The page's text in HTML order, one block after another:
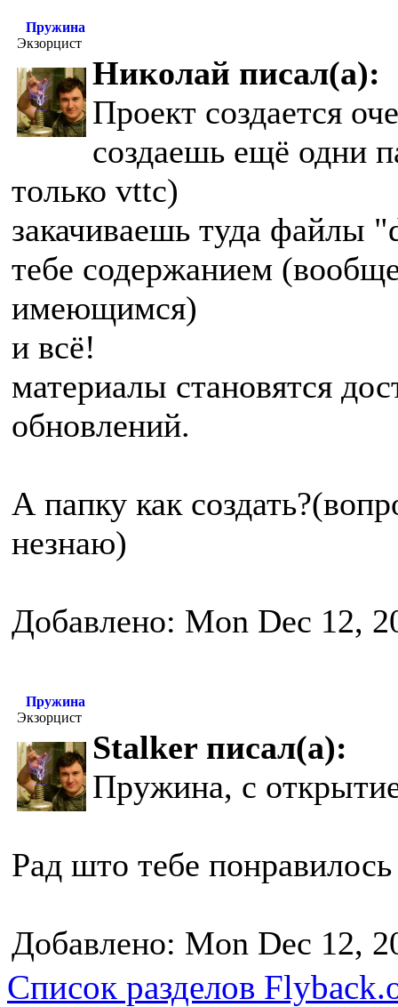
Пружина
Экзорцист
Николай писал(а):
Проект создается
создаешь ещё одни
только vttc)
закачиваешь туда
тебе содержанием
имеющимся)
и всё!
материалы становятся
обновлений.
А папку как
незнаю)
Добавлено: Mon Dec 12,
Пружина
Экзорцист
Stalker писал(а):
Пружина, с
Рад што тебе
Добавлено: Mon Dec 12,
Список разделов